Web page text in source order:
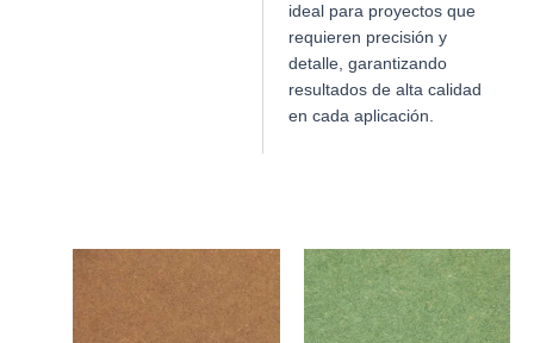
ideal para proyectos que
requieren precisión y
detalle, garantizando
resultados de alta calidad
en cada aplicación.